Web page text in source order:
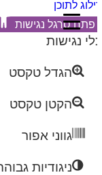
לתוכן
פתח סרגל נגישות
נגישות
הגדל טקסט
הקטן טקסט
גווני אפור
ניגודיות גבוהה